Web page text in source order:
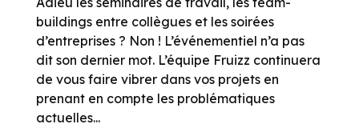
buildings entre collègues et les soirées
d’entreprises ? Non ! L’événementiel n’a pas
dit son dernier mot. L’équipe Fruizz continuera
de vous faire vibrer dans vos projets en
prenant en compte les problématiques
actuelles...